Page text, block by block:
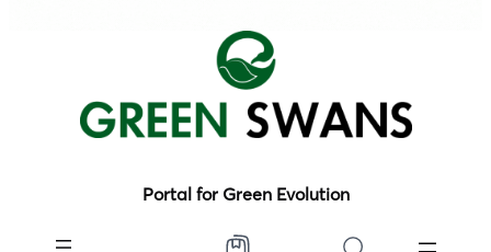
Portal for Green Evolution